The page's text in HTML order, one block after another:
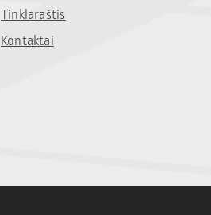
Tinklaraštis
Kontaktai